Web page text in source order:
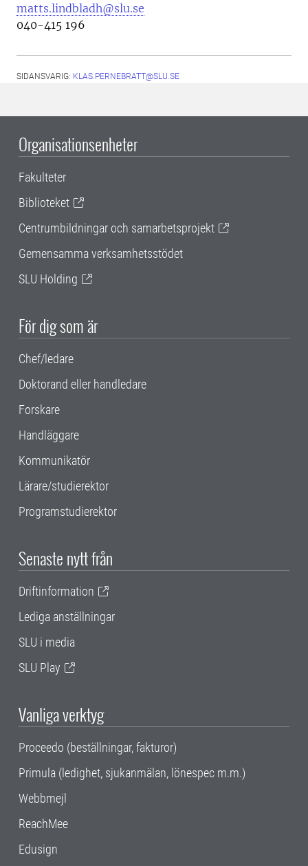
matts.lindbladh@slu.se
040-415 196
SIDANSVARIG: KLAS.PERNEBRATT@SLU.SE
Organisationsenheter
Fakulteter
Biblioteket
Centrumbildningar och samarbetsprojekt
Gemensamma verksamhetsstödet
SLU Holding
För dig som är
Chef/ledare
Doktorand eller handledare
Forskare
Handläggare
Kommunikatör
Lärare/studierektor
Programstudierektor
Senaste nytt från
Driftinformation
Lediga anställningar
SLU i media
SLU Play
Vanliga verktyg
Proceedo (beställningar, fakturor)
Primula (ledighet, sjukanmälan, lönespec m.m.)
Webbmejl
ReachMee
Edusign